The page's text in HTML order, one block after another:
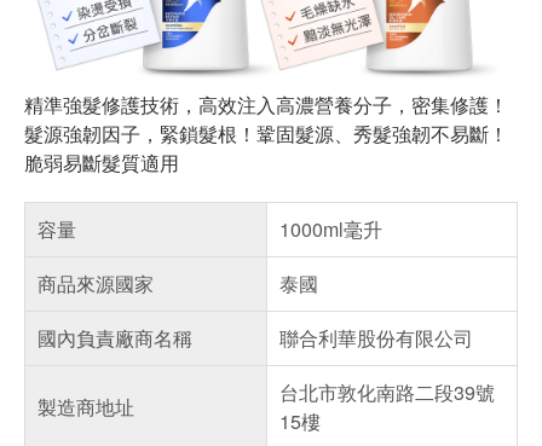
精準強髮修護技術，高效注入高濃營養分子，密集修護！
髮源強韌因子，緊鎖髮根！鞏固髮源、秀髮強韌不易斷！
脆弱易斷髮質適用
容量
1000ml毫升
商品來源國家
泰國
國內負責廠商名稱
聯合利華股份有限公司
製造商地址
台北市敦化南路二段39號
15樓